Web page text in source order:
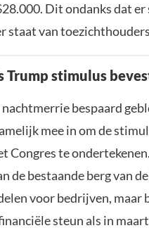
Dit ondanks dat
staat van
Trump stimulus
nachtmerrie bespaard
mee in om de
Congres te
de bestaande berg van
voor bedrijven, maar
steun als in